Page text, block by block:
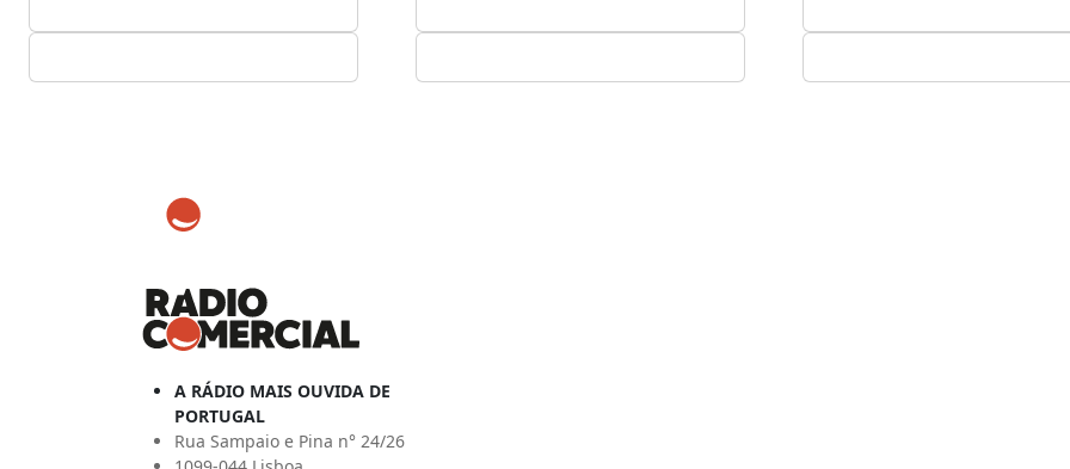
A RÁDIO MAIS OUVIDA DE
PORTUGAL
Rua Sampaio e Pina n° 24/26